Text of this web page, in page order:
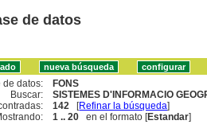
de datos
de datos:
FONS
Buscar:
SISTEMES D'INFORMACIO
142 [Refinar la búsqueda]
1 .. 20 en el formato [Estandar]